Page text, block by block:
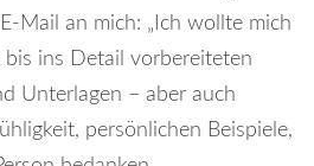
Mail an mich: „Ich wollte mich
ins Detail vorbereiteten
Unterlagen – aber auch
persönlichen Beispiele,